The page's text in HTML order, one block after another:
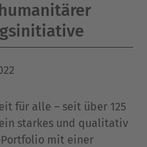
für alle – seit über 125
starkes und qualitativ
Portfolio mit einer